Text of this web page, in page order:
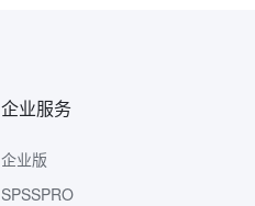
企业服务
企业版
SPSSPRO